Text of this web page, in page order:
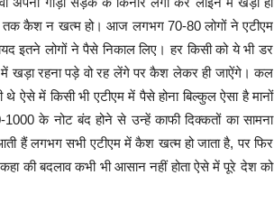
तक कैश न खत्म हो। आज लगभग 70-80 लोगों ने एटीएम
इतने लोगों ने पैसे निकाल लिए। हर किसी को ये भी डर
खड़ा रहना पड़े वो रह लेंगे पर कैश लेकर ही जाऐंगे। कल
में किसी भी एटीएम में पैसे होना बिल्कुल ऐसा है मानों
के नोट बंद होने से उन्हें काफी दिक्कतों का सामना
हैं लगभग सभी एटीएम में कैश खत्म हो जाता है, पर फिर
की बदलाव कभी भी आसान नहीं होता ऐसे में पूरे देश को